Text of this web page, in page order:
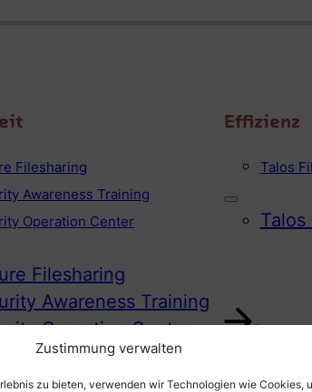
Zustimmung verwalten
zu bieten, verwenden wir Technologien wie Cookies,
Filesharing
Awareness Training
Operation Center
Filesharing
Awareness Training
Operation Center
Effizienz
Talos